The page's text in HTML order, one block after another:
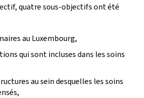
quatre sous-objectifs ont été
au Luxembourg,
qui sont incluses dans les soins
au sein desquelles les soins